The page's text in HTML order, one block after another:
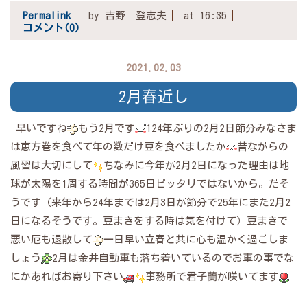
Permalink by 吉野 登志夫
at 16:35
コメント(0)
2021.02.03
2月春近し
早いですね もう2月です
124年ぶりの2月2日節分みなさま
は恵方巻を食べて年の数だけ豆を食べましたか
昔ながらの
風習は大切にして
ちなみに今年が2月2日になった理由は地
球が太陽を1周する時間が365日ピッタリではないから。だそ
うです（来年から24年までは2月3日が節分で25年にまた2月2
日になるそうです。豆まきをする時は気を付けて）豆まきで
悪い厄も退散して
一日早い立春と共に心も温かく過ごしま
しょう
2月は金井自動車も落ち着いているのでお車の事でな
にかあればお寄り下さい
事務所で君子蘭が咲いてます